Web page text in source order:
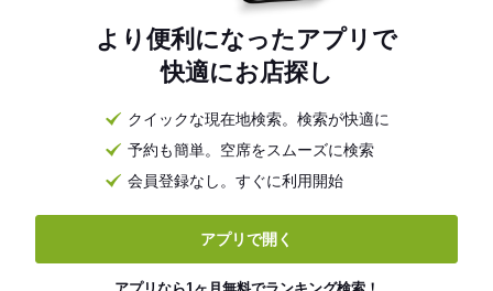
より便利になったアプリで
快適にお店探し
クイックな現在地検索。検索が快適に
予約も簡単。空席をスムーズに検索
会員登録なし。すぐに利用開始
アプリで開く